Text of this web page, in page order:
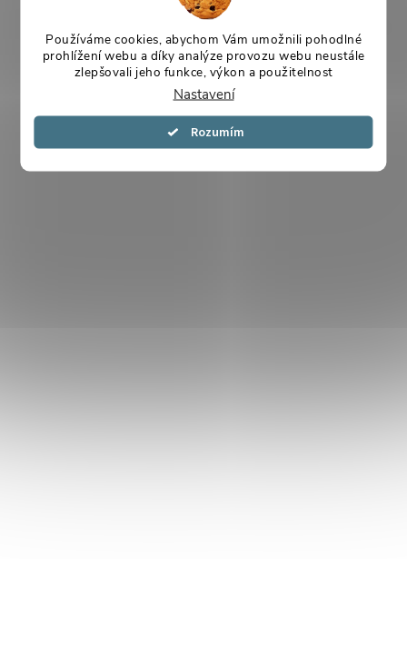
Používáme cookies, abychom Vám umožnili pohodlné
prohlížení webu a díky analýze provozu webu neustále
zlepšovali jeho funkce, výkon a použitelnost
Nastavení
Souhlasím